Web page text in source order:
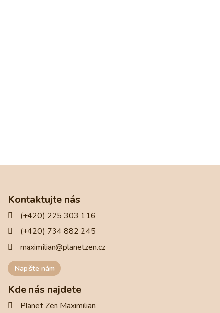
Kontaktujte nás
(+420) 225 303 116
(+420) 734 882 245
maximilian@planetzen.cz
Napište nám
Kde nás najdete
Planet Zen Maximilian